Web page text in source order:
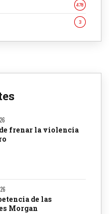
478
3
frenar la violencia
de las
Morgan